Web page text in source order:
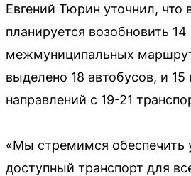
Евгений Тюрин уточнил, что
планируется возобновить 14
межмуниципальных
выделено 18 автобусов, и
направлений с 19-21
«Мы стремимся обеспечить
доступный транспорт для